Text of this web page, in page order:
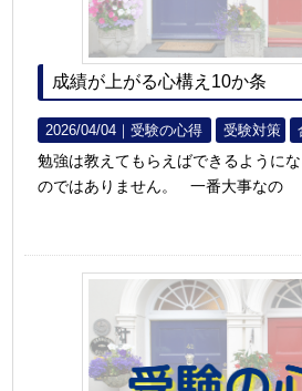
成績が上がる心構え10か条
2026/04/04｜受験の心得 受験対策
勉強は教えてもらえばできるように
のではありません。 一番大事なの